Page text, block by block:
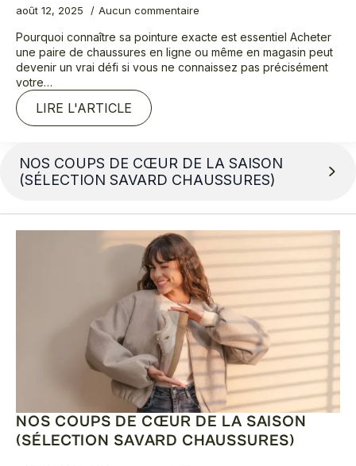
août 12, 2025 Aucun commentaire
Pourquoi connaître sa pointure exacte est essentiel Acheter
une paire de chaussures en ligne ou même en magasin peut
devenir un vrai défi si vous ne connaissez pas précisément
votre…
LIRE L'ARTICLE
NOS COUPS DE CŒUR DE LA SAISON
(SÉLECTION SAVARD CHAUSSURES)
NOS COUPS DE CŒUR DE LA SAISON
(SÉLECTION SAVARD CHAUSSURES)